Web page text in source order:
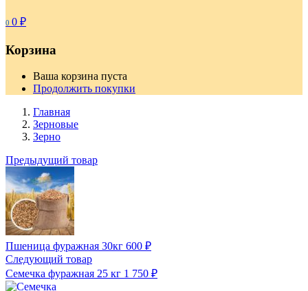
0 0 ₽
Корзина
Ваша корзина пуста
Продолжить покупки
Главная
Зерновые
Зерно
Предыдущий товар
Пшеница фуражная 30кг 600 ₽
Следующий товар
Семечка фуражная 25 кг 1 750 ₽